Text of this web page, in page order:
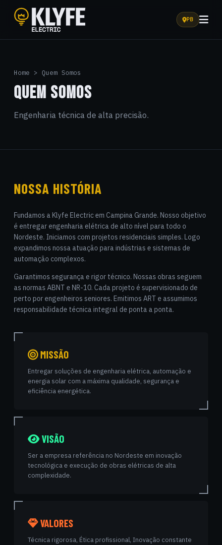
Klyfe Electric
PB
Home > Quem Somos
QUEM SOMOS
Engenharia técnica de alta precisão.
NOSSA HISTÓRIA
Fundamos a Klyfe Electric em Campina Grande. Nosso objetivo
é entregar engenharia elétrica de alto nível para todo o
Nordeste. Iniciamos com projetos residenciais simples. Logo
expandimos nossa atuação para indústrias e sistemas de
automação complexos.
Garantimos segurança e rigor técnico. Nossas obras seguem
as normas ABNT e NR-10. Cada projeto é supervisionado de
perto por engenheiros seniores. Emitimos ART e assumimos
responsabilidade técnica integral de ponta a ponta.
MISSÃO
Entregar soluções de engenharia elétrica, automação e
energia solar com a máxima qualidade, segurança e
eficiência energética.
VISÃO
Ser a empresa referência no Nordeste em inovação
tecnológica e execução de obras elétricas de alta
complexidade.
VALORES
Técnica rigorosa, Ética profissional, Inovação constante